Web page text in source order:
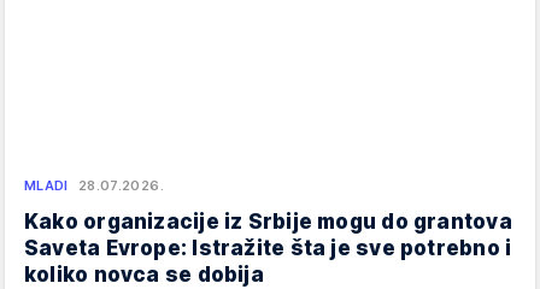
MLADI 28.07.2026.
Kako organizacije iz Srbije mogu do grantova
Saveta Evrope: Istražite šta je sve potrebno i
koliko novca se dobija